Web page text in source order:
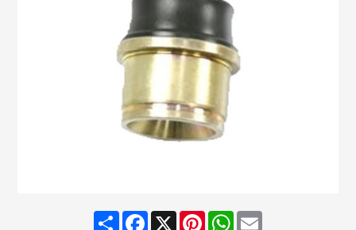
ShareFacebook
X PinterestWhatsApp
Email